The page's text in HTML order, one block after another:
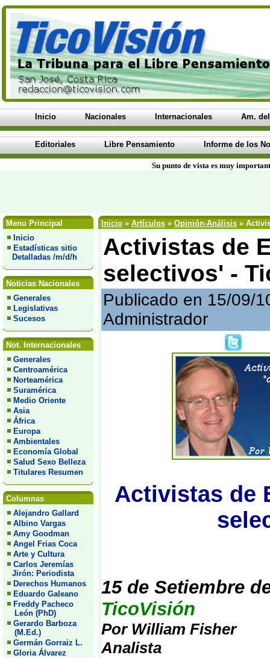
Inicio Nacionales Internacionales Am.
Editoriales Libre Pensamiento Informe de los
Su punto de vista es muy
Menu Principal
Inicio
Estadísticas sitio
Detalladas /m/d/h
Noticias Nacionales
Generales
Legislativas
Sucesos
Not. Internacionales
Generales
Centroamérica
Norteamérica
Suramérica
Medio Oriente
Asia
África
Europa
Ambientales
Economía Global
Salud Sexo Belleza
Titulares Resumen
Columnas
Alejandro Gallard
Albino Vargas
Amy Goodman
Angel Frias Coca
Arte y Cultura
Carlos Jeremías
Jirón: Periodista
Derechos Humanos
Eduardo Galeano
Freddy Pacheco
León (PhD)
Gerardo Barboza
(M.Ed.)
Germán Gorraiz L.
Gloria Álvarez
Inicio » Artículos » Opinión-Análisis »
Activistas de
selectivos' -
Publicado en 15/09/
Administrador
Activistas de
15 de Setiembre
TicoVisión
Por William Fisher
Analista